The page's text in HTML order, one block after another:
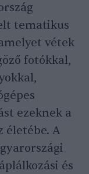
tematikus
vétek
fotókkal,
ezeknek a
életébe. A
és